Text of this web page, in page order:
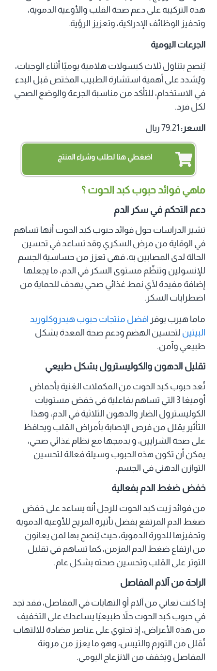
هذه التركيبة على دعم صحة القلب والأوعية الدموية،
وتحفيز الوظائف الإدراكية، وتعزيز الرؤية.
الجرعات اليومية
يُنصح بتناول ثلاث كبسولات هلامية يوميًا أثناء الوجبات،
ويُشدد على أهمية استشارة الطبيب المختص قبل البدء
في الاستخدام، للتأكد من مناسبة الجرعة والوضع الصحي
لكل فرد.
السعر:
اضغطي هنا لطلب وشراء المنتج
ماهي فوائد حبوب كبد الحوت ؟
دعم التحكم في سكر الدم
تشير الدراسات حول فوائد حبوب كبد الحوت أنها تساهم
في الوقاية من مرض السكري وقد تساعد في تحسين
الحالة لدى المصابين به، فهي تعزز من حساسية الجسم
للإنسولين وتنظّم مستوى السكر في الدم، ما يجعلها
إضافة مفيدة لأي نمط غذائي صحي يهدف للحماية من
اضطرابات السكر.
ماما هيرب يوفر افضل منتجات حبوب هيدروكلوريد
البيتين لتحسين الهضم ودعم صحة المعدة بشكل
طبيعي وآمن.
تقليل الدهون والكوليسترول بشكل طبيعي
تُعد حبوب كبد الحوت من المكملات الغنية بأحماض
أوميغا 3 التي تساهم بفاعلية في خفض مستويات
الكوليسترول الضار والدهون الثلاثية في الدم، وهذا
التأثير يقلل من فرص الإصابة بأمراض القلب ويحافظ
على صحة الشرايين، و بدمجها مع نظام غذائي صحي،
يمكن أن تكون هذه الحبوب وسيلة فعالة لتحسين
التوازن الدهني في الجسم.
خفض ضغط الدم بفعالية
من فوائد زيت كبد الحوت للرجل أنه يساعد على خفض
ضغط الدم المرتفع بفضل تأثيره المريح للأوعية الدموية
وتحفيزها للدورة الدموية، حيث يُنصح بها لمن يعانون
من ارتفاع ضغط الدم المزمن، كما تساهم في تقليل
التوتر على القلب وتحسين صحته بشكل عام.
الراحة من آلام المفاصل
إذا كنت تعاني من آلام أو التهابات في المفاصل، فقد تجد
في حبوب كبد الحوت حلاً طبيعيًا يساعدك على التخفيف
من هذه الأعراض، إذ تحتوي على عناصر مضادة للالتهاب
تُقلل من التورم والتيبس، وهو ما يعزز من مرونة
المفاصل ويخفف من الانزعاج اليومي.